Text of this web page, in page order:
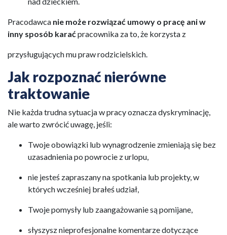
Pracodawca nie może rozwiązać umowy o pracę ani w
inny sposób karać pracownika za to, że korzysta z
przysługujących mu praw rodzicielskich.
Jak rozpoznać nierówne
traktowanie
Nie każda trudna sytuacja w pracy oznacza dyskryminację,
ale warto zwrócić uwagę, jeśli:
Twoje obowiązki lub wynagrodzenie zmieniają się bez
uzasadnienia po powrocie z urlopu,
nie jesteś zapraszany na spotkania lub projekty, w
których wcześniej brałeś udział,
Twoje pomysły lub zaangażowanie są pomijane,
słyszysz nieprofesjonalne komentarze dotyczące